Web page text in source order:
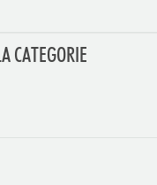
CATEGORIE